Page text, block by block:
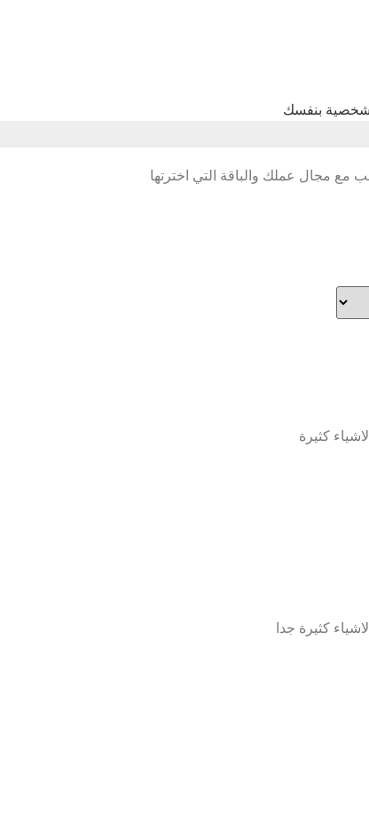
مع مجال عملك والباقة التي اخترتها
كثيرة
كثيرة جدا